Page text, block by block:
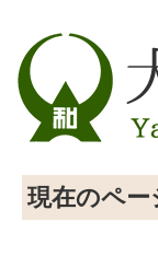
現在のペー